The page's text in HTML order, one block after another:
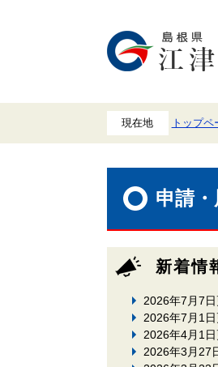
トップペ
申請・
新着情
2026年7月7
2026年7月1
2026年4月1
2026年3月27